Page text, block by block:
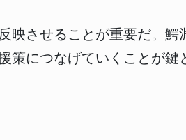
映させることが重要だ。
につなげていくことが鍵